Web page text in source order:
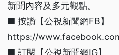
新聞內容及多元觀點。
■ 按讚【公視新聞網FB】
https://
■ 訂閱【公視新聞網IG】